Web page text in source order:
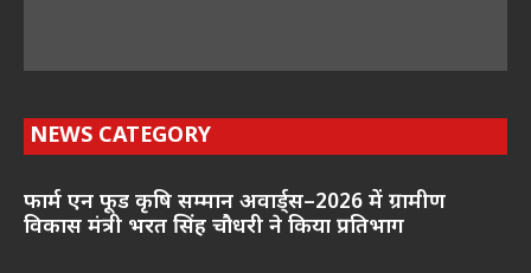
NEWS CATEGORY
फार्म एन फूड कृषि सम्मान अवार्ड्स–2026 में ग्रामीण
विकास मंत्री भरत सिंह चौधरी ने किया प्रतिभाग